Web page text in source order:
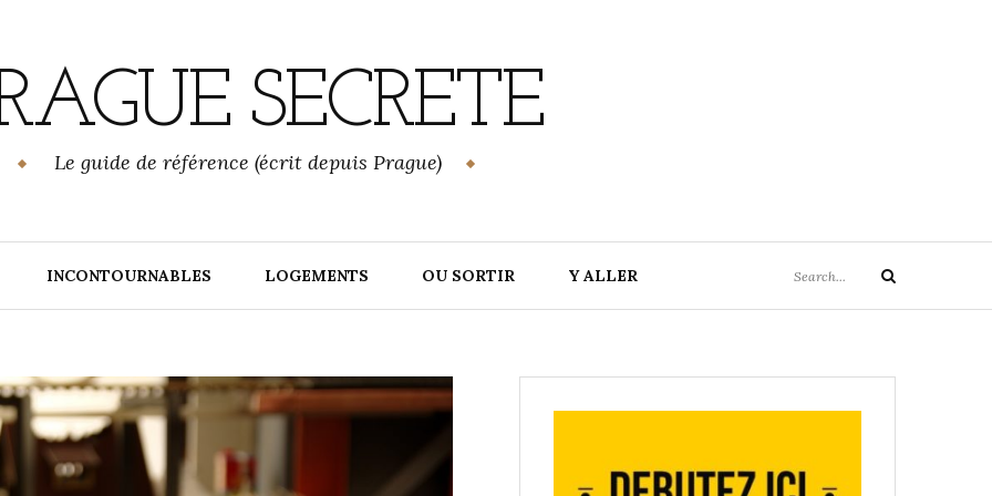
SECRETE
Le guide de référence (écrit depuis Prague)
INCONTOURNABLES LOGEMENTS OU SORTIR Y ALLER
for:
Search